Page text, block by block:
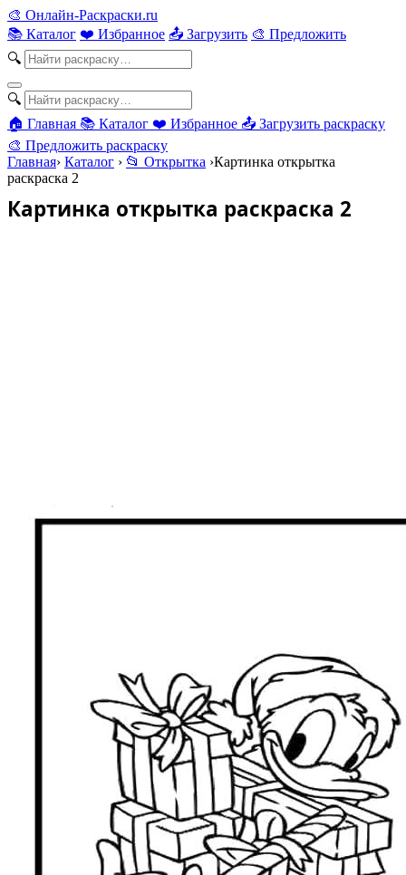
🎨 Онлайн-Раскраски.ru
📚 Каталог ❤️ Избранное 📤 Загрузить 🎨 Предложить
🔍
🔍
🏠 Главная 📚 Каталог ❤️ Избранное 📤 Загрузить раскраску
🎨 Предложить раскраску
Главная› Каталог › 📂 Открытка ›Картинка открытка
раскраска 2
Картинка открытка раскраска 2